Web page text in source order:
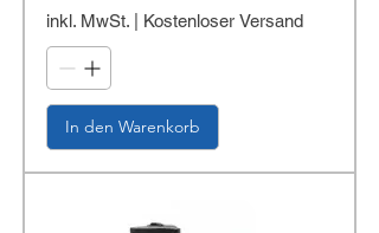
inkl. MwSt. Kostenloser Versand
In den Warenkorb